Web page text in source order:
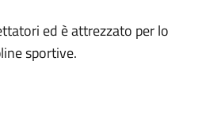
ed è attrezzato per lo
sportive.